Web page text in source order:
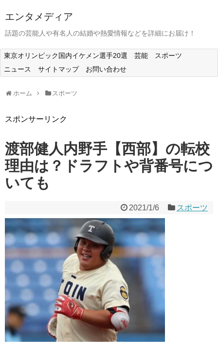
エンタメディア
話題の芸能人や有名人の結婚や熱愛情報などを詳細にお届け！
東京オリンピック国内イケメン選手20選 芸能
スポーツ
ニュース
サイトマップ お問い合わせ
ホーム スポーツ
スポンサーリンク
渡部健人内野手【西部】の転校
理由は？ドラフトや背番号につ
いても
2021/1/6 スポーツ